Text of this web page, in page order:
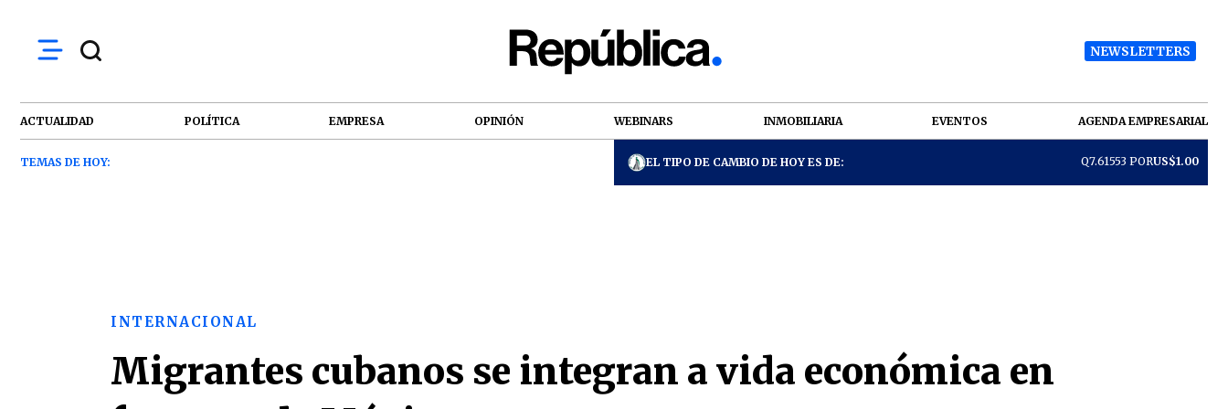
NEWSLETTERS
ACTUALIDAD POLÍTICA EMPRESA OPINIÓN WEBINARS INMOBILIARIA EVENTOS AGENDA EMPRESARIAL
TEMAS DE HOY: EL TIPO DE CAMBIO DE HOY ES DE: Q7.61553 PORUS$1.00
INTERNACIONAL
Migrantes cubanos se integran a vida económica en